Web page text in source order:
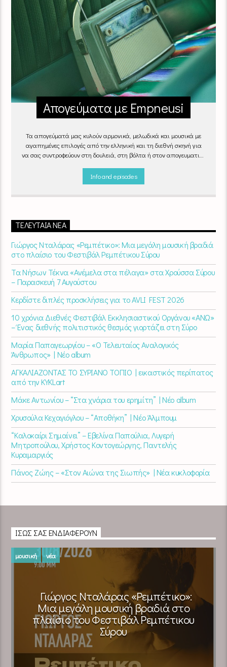
Απογεύματα με Empneusi
Τα απογεύματά μας κυλούν αρμονικά, μελωδικά και μουσικά με
αγαπημένες επιλογές από την ελληνική και τη διεθνή σκηνή για
να σας συντροφεύουν στη δουλειά, στη βόλτα ή στον απογευματινό
με Empneusi", Καθημερινά & Σαββατοκύριακα 17:00 – 20:00.
Info and episodes
ΤΕΛΕΥΤΑΊΑ ΝΈΑ
Γιώργος Νταλάρας «Ρεμπέτικο»: Μια μεγάλη μουσική βραδιά
στο πλαίσιο του Φεστιβάλ Ρεμπέτικου Σύρου
Τα Νήσων Τέκνα «Ανέμελα στα πέλαγα» στα Χρούσσα Σύρου
– Παρασκευή 7 Αυγούστου
Κερδίστε διπλές προσκλήσεις για το AVLI FEST 2026
10 χρόνια Διεθνές Φεστιβάλ Εκκλησιαστικού Οργάνου «ΑΝΩ»
– Ένας διεθνής πολιτιστικός θεσμός γιορτάζει στη Σύρο​
Μαρία Παπαγεωργίου – «Ο Τελευταίος Αναλογικός
Άνθρωπος» | Νέο album
ΑΓΚΑΛΙΑΖΟΝΤΑΣ ΤΟ ΣΥΡΙΑΝΟ ΤΟΠΙΟ | εικαστικός περίπατος
από την KYKLart
Μάκε Αντωνίου – “Στα χνάρια του ερημίτη” | Νέο album
Χρυσούλα Κεχαγιόγλου – “Αποθήκη” | Νέο Άλμπουμ
“Καλοκαίρι Σημαίνει” – Εβελίνα Παπούλια, Λυγερή
Μητροπούλου, Χρήστος Κοντογεώργης, Παντελής
Κυραμαργιός
Πάνος Ζώης – «Στον Αιώνα της Σιωπής» | Νέα κυκλοφορία
ΊΣΩΣ ΣΑΣ ΕΝΔΙΑΦΈΡΟΥΝ
μουσική νέα
Γιώργος Νταλάρας «Ρεμπέτικο»:
Μια μεγάλη μουσική βραδιά στο
πλαίσιο του Φεστιβάλ Ρεμπέτικου
Σύρου